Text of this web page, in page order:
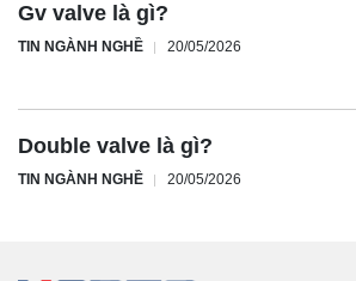
Gv valve là gì?
TIN NGÀNH NGHỀ 20/05/2026
Double valve là gì?
TIN NGÀNH NGHỀ 20/05/2026